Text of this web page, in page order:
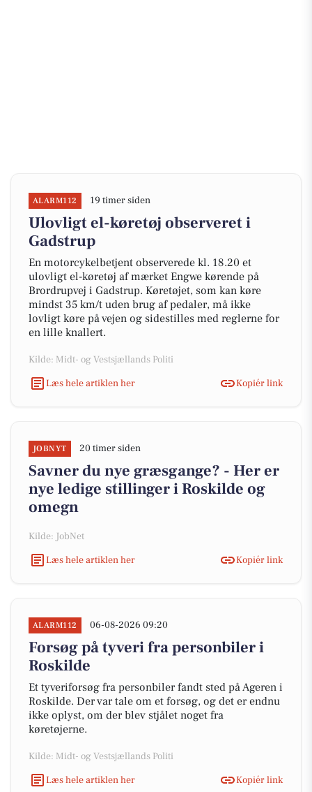
ALARM112 19 timer siden
Ulovligt el-køretøj observeret i
Gadstrup
En motorcykelbetjent observerede kl. 18.20 et
ulovligt el-køretøj af mærket Engwe kørende på
Brordrupvej i Gadstrup. Køretøjet, som kan køre
mindst 35 km/t uden brug af pedaler, må ikke
lovligt køre på vejen og sidestilles med reglerne for
en lille knallert.
Kilde: Midt- og Vestsjællands Politi
Læs hele artiklen her
Kopiér link
JOBNYT 20 timer siden
Savner du nye græsgange? - Her er
nye ledige stillinger i Roskilde og
omegn
Kilde: JobNet
Læs hele artiklen her
Kopiér link
ALARM112 06-08-2026 09:20
Forsøg på tyveri fra personbiler i
Roskilde
Et tyveriforsøg fra personbiler fandt sted på Ageren i
Roskilde. Der var tale om et forsøg, og det er endnu
ikke oplyst, om der blev stjålet noget fra
køretøjerne.
Kilde: Midt- og Vestsjællands Politi
Læs hele artiklen her
Kopiér link